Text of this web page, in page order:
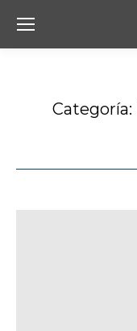
Categoría: